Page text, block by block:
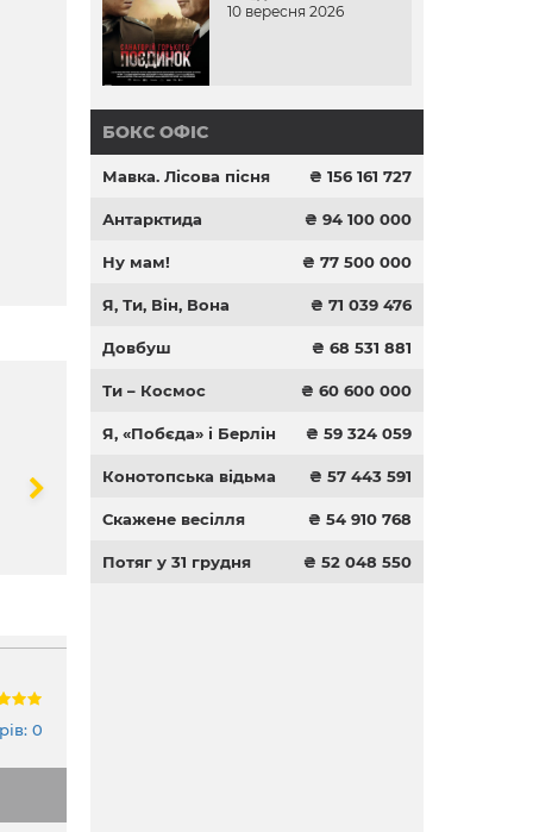
0
10 вересня 2026
БОКС ОФІС
Мавка. Лісова пісня ₴ 156 161 727
Антарктида ₴ 94 100 000
Ну мам! ₴ 77 500 000
Я, Ти, Він, Вона ₴ 71 039 476
Довбуш ₴ 68 531 881
Ти – Космос ₴ 60 600 000
Я, «Побєда» і Берлін ₴ 59 324 059
Конотопська відьма ₴ 57 443 591
Скажене весілля ₴ 54 910 768
Потяг у 31 грудня ₴ 52 048 550